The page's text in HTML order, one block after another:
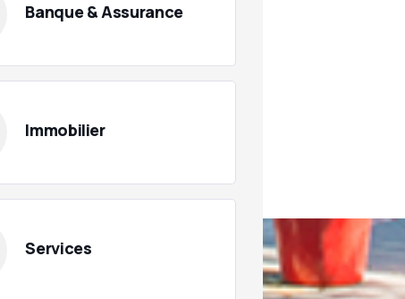
Banque & Assurance
Immobilier
Services